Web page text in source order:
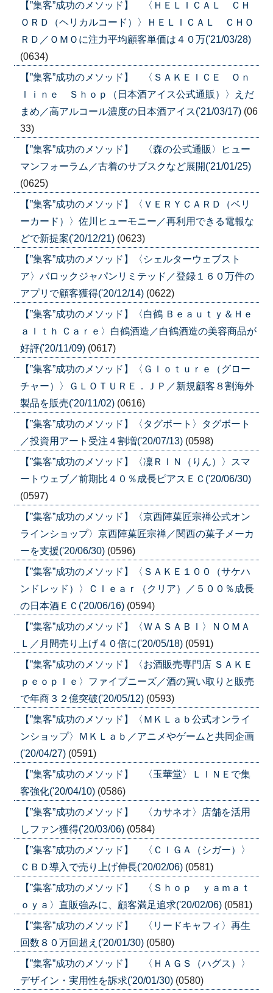
【”集客”成功のメソッド】 〈ＨＥＬＩＣＡＬ ＣＨ
ＯＲＤ（ヘリカルコード）〉ＨＥＬＩＣＡＬ ＣＨＯ
ＲＤ／ＯＭＯに注力平均顧客単価は４０万('21/03/28)
(0634)
【”集客”成功のメソッド】 〈ＳＡＫＥＩＣＥ Ｏｎ
ｌｉｎｅ Ｓｈｏｐ（日本酒アイス公式通販）〉えだ
まめ／高アルコール濃度の日本酒アイス('21/03/17) (06
33)
【”集客”成功のメソッド】 〈森の公式通販〉ヒュー
マンフォーラム／古着のサブスクなど展開('21/01/25)
(0625)
【”集客”成功のメソッド】〈ＶＥＲＹＣＡＲＤ（ベリ
ーカード）〉佐川ヒューモニー／再利用できる電報な
どで新提案('20/12/21) (0623)
【”集客”成功のメソッド】〈シェルターウェブスト
ア〉バロックジャパンリミテッド／登録１６０万件の
アプリで顧客獲得('20/12/14) (0622)
【”集客”成功のメソッド】〈白鶴 Ｂｅａｕｔｙ＆Ｈｅ
ａｌｔｈ Ｃａｒｅ〉白鶴酒造／白鶴酒造の美容商品が
好評('20/11/09) (0617)
【”集客”成功のメソッド】〈Ｇｌｏｔｕｒｅ（グロー
チャー）〉ＧＬＯＴＵＲＥ．ＪＰ／新規顧客８割海外
製品を販売('20/11/02) (0616)
【”集客”成功のメソッド】〈タグボート〉タグボート
／投資用アート受注４割増('20/07/13) (0598)
【”集客”成功のメソッド】〈凜ＲＩＮ（りん）〉スマ
ートウェブ／前期比４０％成長ピアスＥＣ('20/06/30)
(0597)
【”集客”成功のメソッド】〈京西陣菓匠宗禅公式オン
ラインショップ〉京西陣菓匠宗禅／関西の菓子メーカ
ーを支援('20/06/30) (0596)
【”集客”成功のメソッド】〈ＳＡＫＥ１００（サケハ
ンドレッド）〉Ｃｌｅａｒ（クリア）／５００％成長
の日本酒ＥＣ('20/06/16) (0594)
【”集客”成功のメソッド】〈ＷＡＳＡＢＩ〉ＮＯＭＡ
Ｌ／月間売り上げ４０倍に('20/05/18) (0591)
【”集客”成功のメソッド】〈お酒販売専門店 ＳＡＫＥ
ｐｅｏｐｌｅ〉ファイブニーズ／酒の買い取りと販売
で年商３２億突破('20/05/12) (0593)
【”集客”成功のメソッド】〈ＭＫＬａｂ公式オンライ
ンショップ〉ＭＫＬａｂ／アニメやゲームと共同企画
('20/04/27) (0591)
【”集客”成功のメソッド】 〈玉華堂〉ＬＩＮＥで集
客強化('20/04/10) (0586)
【”集客”成功のメソッド】 〈カサネオ〉店舗を活用
しファン獲得('20/03/06) (0584)
【”集客”成功のメソッド】 〈ＣＩＧＡ（シガー）〉
ＣＢＤ導入で売り上げ伸長('20/02/06) (0581)
【”集客”成功のメソッド】 〈Ｓｈｏｐ ｙａｍａｔ
ｏｙａ〉直販強みに、顧客満足追求('20/02/06) (0581)
【”集客”成功のメソッド】 〈リードキャフィ〉再生
回数８０万回超え('20/01/30) (0580)
【”集客”成功のメソッド】 〈ＨＡＧＳ（ハグス）〉
デザイン・実用性を訴求('20/01/30) (0580)